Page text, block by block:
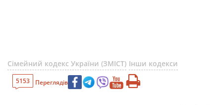
Сімейний кодекс України (ЗМІСТ) Інши кодекси
5153 Переглядів